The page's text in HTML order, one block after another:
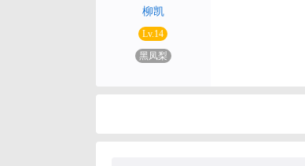
柳凯
Lv.14
黑凤梨